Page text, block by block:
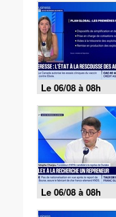
Le 06/08 à 08h
Le 06/08 à 08h